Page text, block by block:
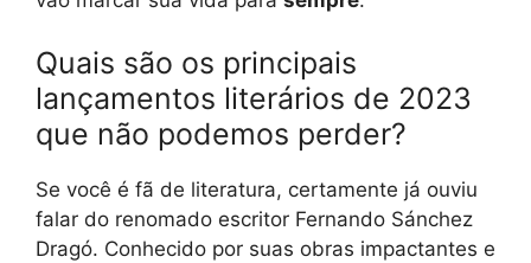
Quais são os principais
lançamentos literários de 2023
que não podemos perder?
Se você é fã de literatura, certamente já ouviu
falar do renomado escritor Fernando Sánchez
Dragó. Conhecido por suas obras impactantes e